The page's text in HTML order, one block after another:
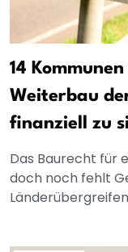
14
Weiterbau
finanziell zu
Das Baurecht für
doch noch fehlt